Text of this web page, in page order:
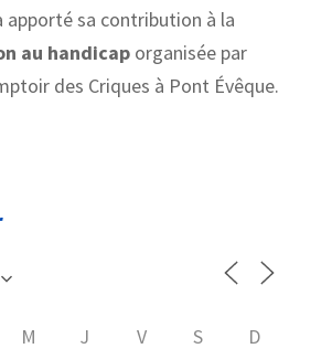
apporté sa contribution à la
au handicaporganisée par
des Criques à Pont Évêque.
M J V S D